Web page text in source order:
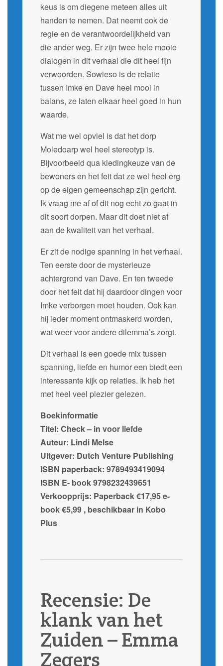
keus is om diegene meteen alles uit
handen te nemen. Dat neemt ook de
regie en de verantwoordelijkheid van
die ander weg. Er zijn twee hele mooie
dialogen in dit verhaal die dit heel fijn
verwoorden. Sowieso is de relatie
tussen Imke en Dave heel mooi in
balans, ze laten elkaar heel goed in hun
waarde.
Wat me wel opviel is dat het dorp
Moledoarp wel heel stereotyp is.
Bijvoorbeeld qua kledingkeuze van de
bewoners en het feit dat ze wel heel erg
op de eigen gemeenschap zijn gericht.
Ik vraag me af of dit nog echt zo gaat in
dit soort dorpen. Maar dit doet niet af
aan de kwaliteit van het verhaal.
Er zit de nodige spanning in het verhaal.
Ten eerste door de mysterieuze
achtergrond van Dave. En ten tweede
door het feit dat hij daardoor dingen voor
Imke verborgen moet houden. Ook kan
hij ieder moment ontmaskerd worden,
wat weer voor andere dilemma’s zorgt.
Dit verhaal is een goede mix tussen
spanning, liefde en humor een biedt een
interessante kijk op relaties. Ik heb het
met heel veel plezier gelezen.
Boekinformatie
Titel: Check – in voor liefde
Auteur: Lindi Melse
Uitgever: Dutch Venture Publishing
ISBN paperback: 9789493419094
ISBN E- book 9798232439651
Verkoopprijs: Paperback €17,95 e-
book €5,99 , beschikbaar in Kobo
Plus
Recensie: De
klank van het
Zuiden – Emma
Zegers